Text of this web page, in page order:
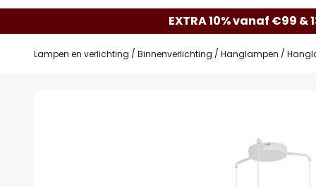
EXTRA 10% vanaf €99 &
Lampen en verlichting Binnenverlichting Hanglampen